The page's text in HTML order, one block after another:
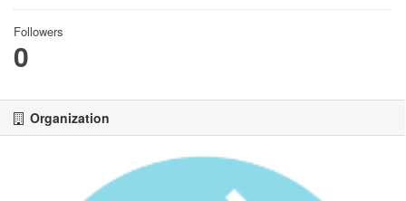
Followers
0
Organization